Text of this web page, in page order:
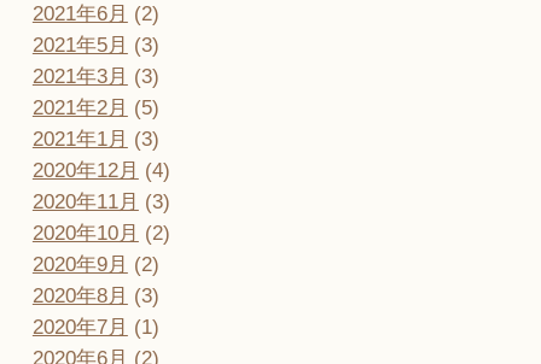
2021年6月 (2)
2021年5月 (3)
2021年3月 (3)
2021年2月 (5)
2021年1月 (3)
2020年12月 (4)
2020年11月 (3)
2020年10月 (2)
2020年9月 (2)
2020年8月 (3)
2020年7月 (1)
2020年6月 (2)